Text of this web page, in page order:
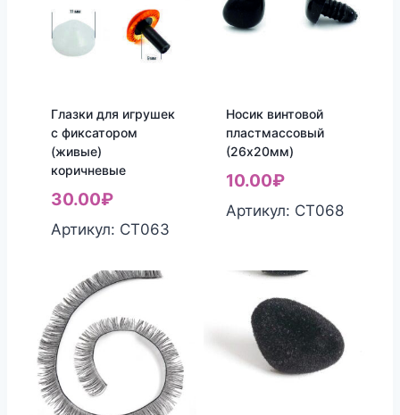
Глазки для игрушек
с фиксатором
(живые)
коричневые
30.00₽
Артикул: СТ063
Носик винтовой
пластмассовый
(26х20мм)
10.00₽
Артикул: СТ068